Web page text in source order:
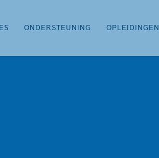
ONDERSTEUNING OPLEIDINGEN